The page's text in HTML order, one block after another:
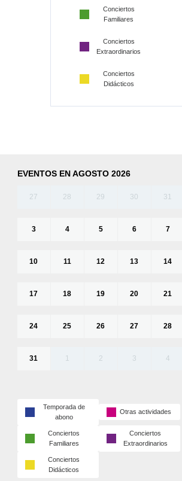
Conciertos
Familiares
Conciertos
Extraordinarios
Conciertos
Didácticos
EVENTOS EN AGOSTO 2026
27 28 29 30 31
3 4 5 6 7
10 11 12 13 14
17 18 19 20 21
24 25 26 27 28
31 1 2 3 4
Temporada de
abono
Otras actividades
Conciertos
Familiares
Conciertos
Extraordinarios
Conciertos
Didácticos